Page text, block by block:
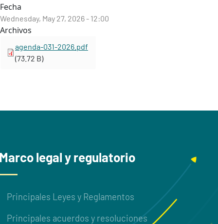
Fecha
Wednesday, May 27, 2026 - 12:00
Archivos
agenda-031-2026.pdf
(73.72 B)
legal y regulatorio
Principales Leyes y Reglamentos
Principales acuerdos y resoluciones